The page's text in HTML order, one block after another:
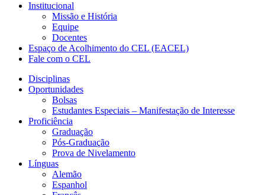
Institucional
Missão e História
Equipe
Docentes
Espaço de Acolhimento do CEL (EACEL)
Fale com o CEL
Disciplinas
Oportunidades
Bolsas
Estudantes Especiais – Manifestação de Interesse
Proficiência
Graduação
Pós-Graduação
Prova de Nivelamento
Línguas
Alemão
Espanhol